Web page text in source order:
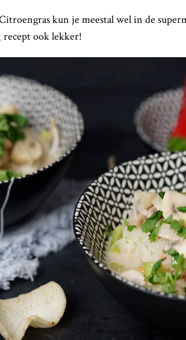
kun je meestal wel in de
recept ook lekker!